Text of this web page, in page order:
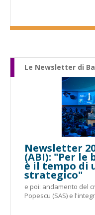
Le Newsletter di
Newsletter
(ABI): "Per le
è il tempo di
strategico"
e poi: andamento del
Popescu (SAS) e